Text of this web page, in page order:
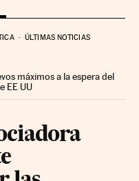
ÚLTIMAS NOTICIAS
máximos a la espera del
EE UU